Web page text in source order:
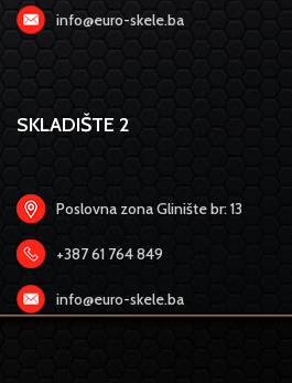
info@euro-skele.ba
SKLADIŠTE 2
Poslovna zona Glinište br: 13
+387 61 764 849
info@euro-skele.ba